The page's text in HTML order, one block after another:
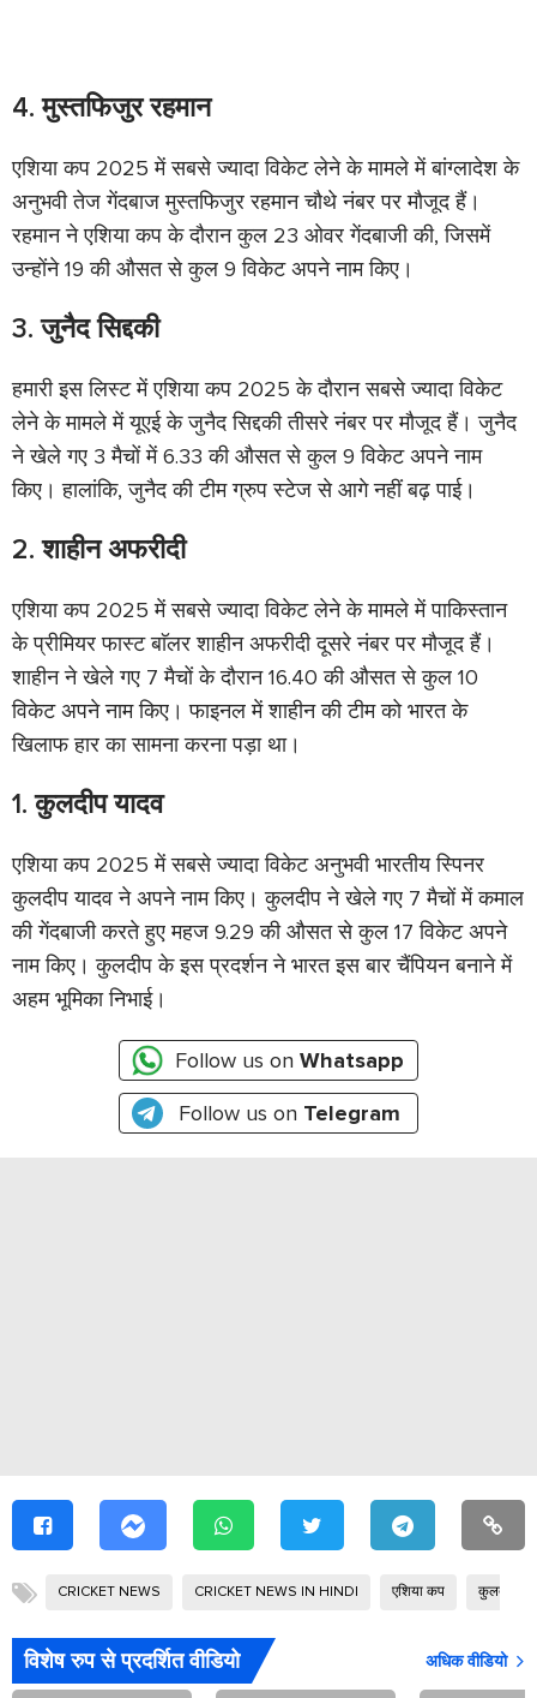
4. मुस्तफिजुर रहमान
एशिया कप 2025 में सबसे ज्यादा विकेट लेने के मामले में बांग्लादेश के
अनुभवी तेज गेंदबाज मुस्तफिजुर रहमान चौथे नंबर पर मौजूद हैं।
रहमान ने एशिया कप के दौरान कुल 23 ओवर गेंदबाजी की, जिसमें
उन्होंने 19 की औसत से कुल 9 विकेट अपने नाम किए।
3. जुनैद सिद्दकी
हमारी इस लिस्ट में एशिया कप 2025 के दौरान सबसे ज्यादा विकेट
लेने के मामले में यूएई के जुनैद सिद्दकी तीसरे नंबर पर मौजूद हैं। जुनैद
ने खेले गए 3 मैचों में 6.33 की औसत से कुल 9 विकेट अपने नाम
किए। हालांकि, जुनैद की टीम ग्रुप स्टेज से आगे नहीं बढ़ पाई।
2. शाहीन अफरीदी
एशिया कप 2025 में सबसे ज्यादा विकेट लेने के मामले में पाकिस्तान
के प्रीमियर फास्ट बाॅलर शाहीन अफरीदी दूसरे नंबर पर मौजूद हैं।
शाहीन ने खेले गए 7 मैचों के दौरान 16.40 की औसत से कुल 10
विकेट अपने नाम किए। फाइनल में शाहीन की टीम को भारत के
खिलाफ हार का सामना करना पड़ा था।
1. कुलदीप यादव
एशिया कप 2025 में सबसे ज्यादा विकेट अनुभवी भारतीय स्पिनर
कुलदीप यादव ने अपने नाम किए। कुलदीप ने खेले गए 7 मैचों में कमाल
की गेंदबाजी करते हुए महज 9.29 की औसत से कुल 17 विकेट अपने
नाम किए। कुलदीप के इस प्रदर्शन ने भारत इस बार चैंपियन बनाने में
अहम भूमिका निभाई।
Follow us on Whatsapp
Follow us on Telegram
CRICKET NEWS CRICKET NEWS IN HINDI एशिया कप कुलदीप
विशेष रुप से प्रदर्शित वीडियो अधिक वीडियो